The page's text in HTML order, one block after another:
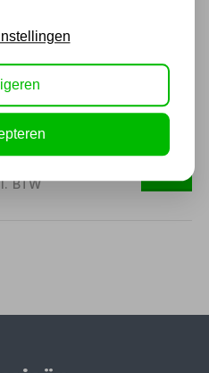
Euroflex 1 1/4
BTW